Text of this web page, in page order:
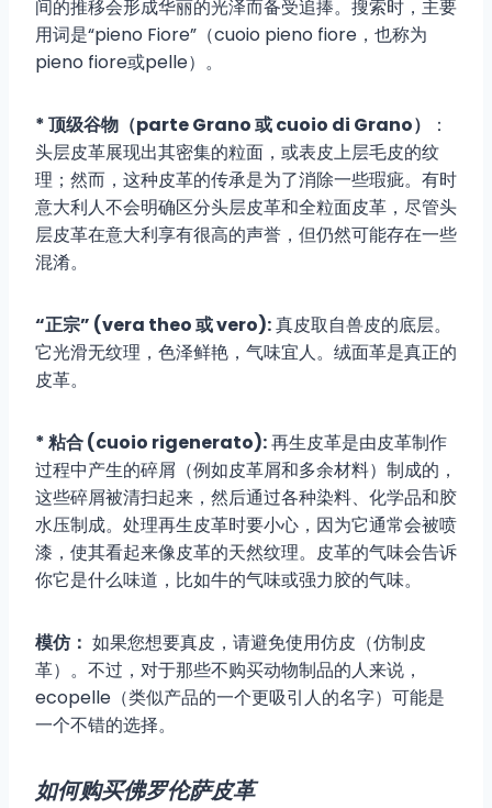
间的推移会形成华丽的光泽而备受追捧。搜索时，主要
用词是“pieno Fiore”（cuoio pieno fiore，也称为
pieno fiore或pelle）。
* 顶级谷物（parte Grano 或 cuoio di Grano）
：
头层皮革展现出其密集的粒面，或表皮上层毛皮的纹
理；然而，这种皮革的传承是为了消除一些瑕疵。有时
意大利人不会明确区分头层皮革和全粒面皮革，尽管头
层皮革在意大利享有很高的声誉，但仍然可能存在一些
混淆。
“正宗” (vera theo 或 vero):真皮取自兽皮的底层。
它光滑无纹理，色泽鲜艳，气味宜人。绒面革是真正的
皮革。
* 粘合 (cuoio rigenerato):再生皮革是由皮革制作
过程中产生的碎屑（例如皮革屑和多余材料）制成的，
这些碎屑被清扫起来，然后通过各种染料、化学品和胶
水压制成。处理再生皮革时要小心，因为它通常会被喷
漆，使其看起来像皮革的天然纹理。皮革的气味会告诉
你它是什么味道，比如牛的气味或强力胶的气味。
模仿： 如果您想要真皮，请避免使用仿皮（仿制皮
革）。不过，对于那些不购买动物制品的人来说，
ecopelle（类似产品的一个更吸引人的名字）可能是
一个不错的选择。
如何购买佛罗伦萨皮革